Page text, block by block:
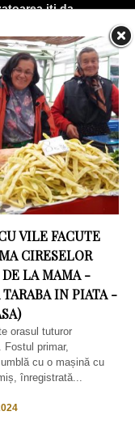
VILE FACUTE
CIRESELOR
LA MAMA -
IN PIATA -
orasul tuturor
Fostul primar,
cu o mașină cu
înregistrată...
iti da
dezvoltare,
buna a
Tudor
buna
ecran si
O mașină
pe cel mai
cu Puchenii
cu profitul.